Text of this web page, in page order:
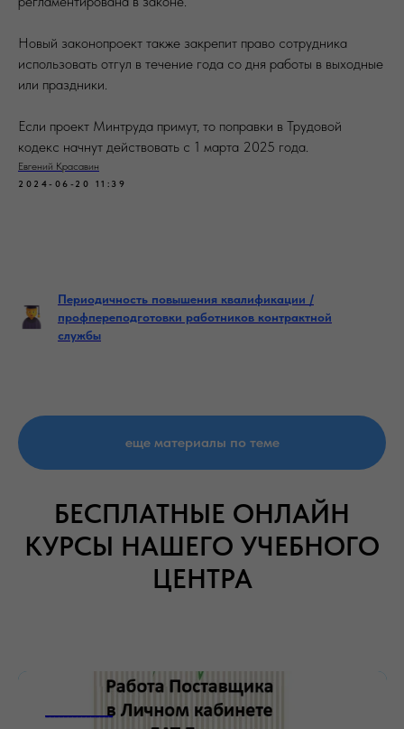
Новый законопроект также закрепит право сотрудника
использовать отгул в течение года со дня работы в выходные
или праздники.
Если проект Минтруда примут, то поправки в Трудовой
кодекс начнут действовать с 1 марта 2025 года.
Евгений Красавин
2024-06-20 11:39
Периодичность повышения квалификации /
профпереподготовки работников контрактной
службы
еще материалы по теме
БЕСПЛАТНЫЕ ОНЛАЙН
КУРСЫ НАШЕГО УЧЕБНОГО
ЦЕНТРА
_______________